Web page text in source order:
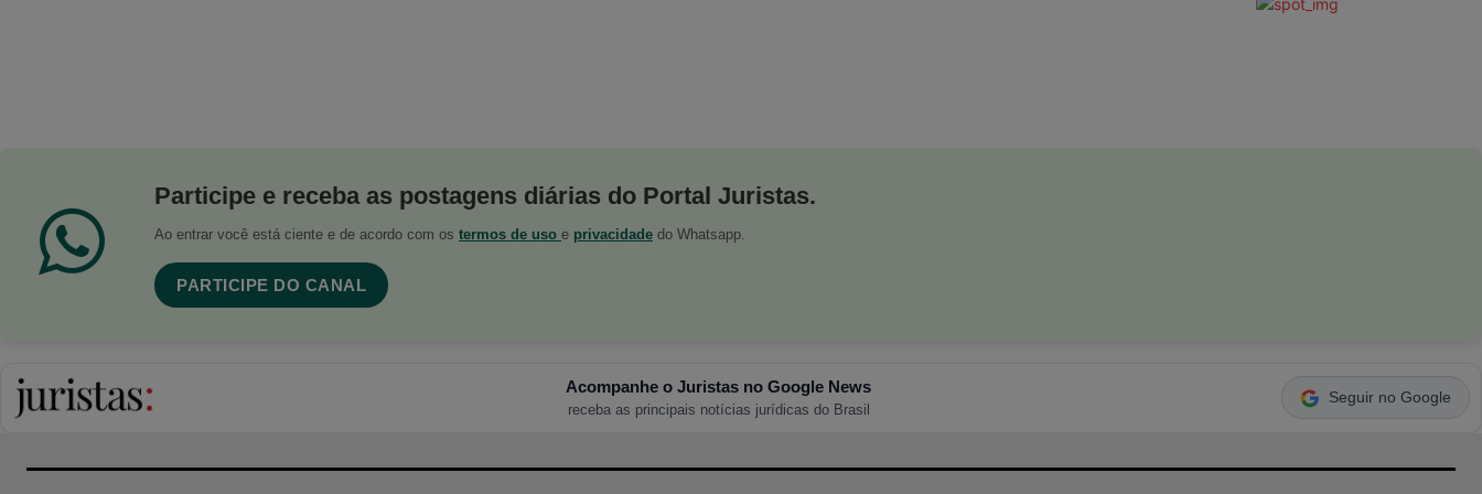
Participe e receba as postagens diárias do Portal Juristas.
Ao entrar você está ciente e de acordo com os termos de uso e privacidade do Whatsapp.
PARTICIPE DO CANAL
Acompanhe o Juristas no Google News
receba as principais notícias jurídicas do Brasil
Seguir no Google